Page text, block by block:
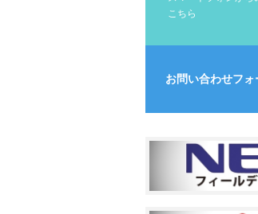
こちら
お問い合わせフォ